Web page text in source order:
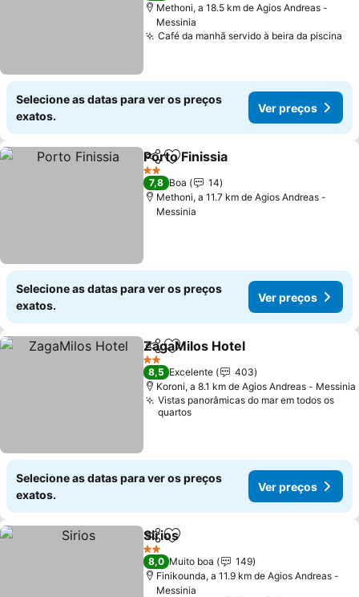
Methoni, a 18.5 km de Agios Andreas -
Messinia
Café da manhã servido à beira da piscina
Selecione as datas para ver os preços
exatos.
Ver preços
PartilharAdicionar aos favoritos
Porto Finissia
2 Estrelas
7,8 Boa
14
Methoni, a 11.7 km de Agios Andreas -
Messinia
Selecione as datas para ver os preços
exatos.
Ver preços
PartilharAdicionar aos favoritos
ZagaMilos Hotel
2 Estrelas
8,5 Excelente
403
Koroni, a 8.1 km de Agios Andreas - Messinia
Vistas panorâmicas do mar em todos os
quartos
Selecione as datas para ver os preços
exatos.
Ver preços
PartilharAdicionar aos favoritos
Sirios
2 Estrelas
8,0 Muito boa
149
Finikounda, a 11.9 km de Agios Andreas -
Messinia